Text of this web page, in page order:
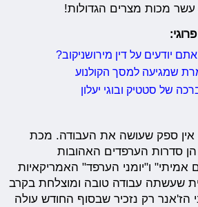
עשר מכות מצרים הגדולות!
יודעים על דין מירושניקוב?
שמגיעה למסך הקולנוע
של סטטיק ובוגי יעלון
ספק שעושה את העבודה. מכת
הן סדרות הערפדים האהובות
ו"יומני הערפד" האמריקאיות
שעשתה עבודה טובה ומוצלחת בקרב
הז'אנר רק נזכיר שבסוף החודש עולה